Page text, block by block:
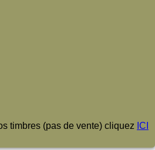
timbres (pas de vente) cliquez ICI